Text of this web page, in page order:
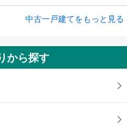
中古一戸建てをもっと見る
から探す